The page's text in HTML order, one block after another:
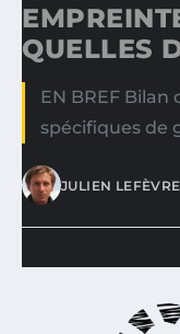
QUELLES
EN BREF Bilan
spécifiques de
JULIEN LEFÈVRE